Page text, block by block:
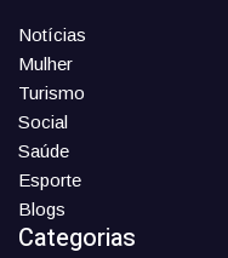
Notícias
Mulher
Turismo
Social
Saúde
Esporte
Blogs
Categorias